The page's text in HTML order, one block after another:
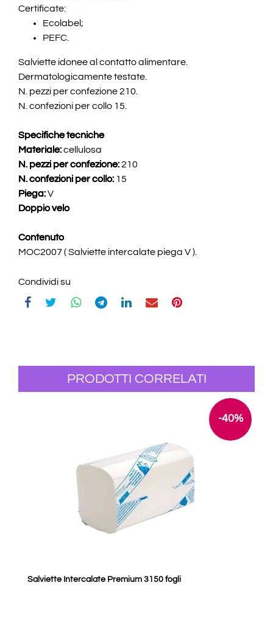
Certificate:
Ecolabel;
PEFC.
Salviette idonee al contatto alimentare.
Dermatologicamente testate.
N. pezzi per confezione 210.
N. confezioni per collo 15.
Specifiche tecniche
Materiale:cellulosa
N. pezzi per confezione:210
N. confezioni per collo: 15
Piega:V
Doppio velo
Contenuto
MOC2007 ( Salviette intercalate piega V ).
Condividi su
PRODOTTI CORRELATI
-40%
Salviette Intercalate Premium 3150 fogli